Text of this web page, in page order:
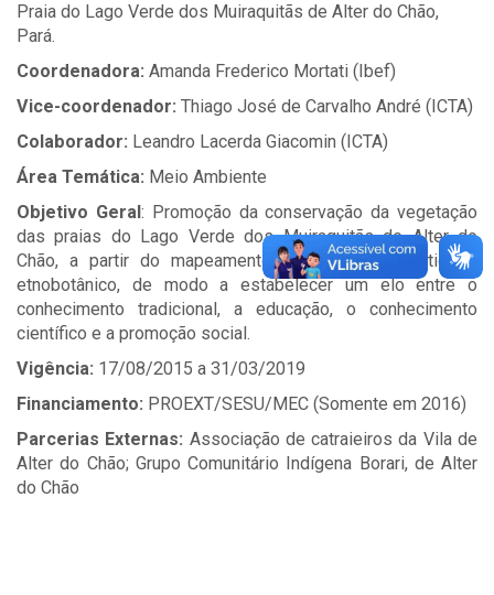
Praia do Lago Verde dos Muiraquitãs de Alter do Chão,
Pará.
Coordenadora: Amanda Frederico Mortati (Ibef)
Vice-coordenador: Thiago José de Carvalho André (ICTA)
Colaborador: Leandro Lacerda Giacomin (ICTA)
Área Temática: Meio Ambiente
Objetivo Geral: Promoção da conservação da vegetação
das praias do Lago Verde dos Muiraquitãs de Alter do
Chão, a partir do mapeamento participativo florístico e
etnobotânico, de modo a estabelecer um elo entre o
conhecimento tradicional, a educação, o conhecimento
científico e a promoção social.
Vigência: 17/08/2015 a 31/03/2019
Financiamento: PROEXT/SESU/MEC (Somente em 2016)
Parcerias Externas: Associação de catraieiros da Vila de
Alter do Chão; Grupo Comunitário Indígena Borari, de Alter
do Chão